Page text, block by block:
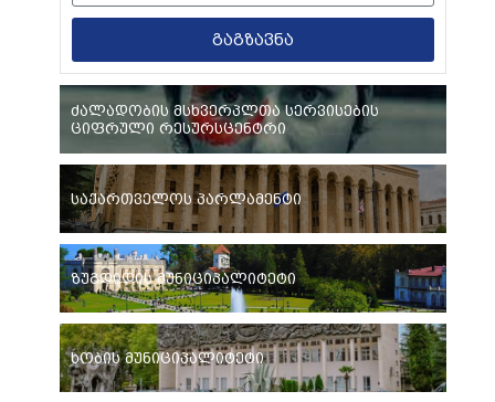
გაგზავნა
ძალადობის მსხვერპლთა სერვისების
ციფრული რესურსცენტრი
საქართველოს პარლამენტი
ზუგდიდის მუნიციპალიტეტი
ხობის მუნიციპალიტეტი